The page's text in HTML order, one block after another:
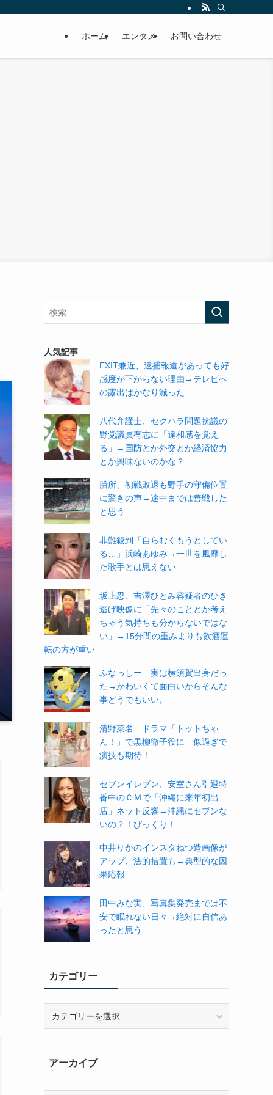
ホーム エンタメ お問い合わせ
人気記事
EXIT兼近、逮捕報道があっても好
感度が下がらない理由→テレビへ
の露出はかなり減った
八代弁護士、セクハラ問題抗議の
野党議員有志に「違和感を覚え
る」→国防とか外交とか経済協力
とか興味ないのかな？
膳所、初戦敗退も野手の守備位置
に驚きの声→途中までは善戦した
と思う
非難殺到「自らむくもうとしてい
る…」浜崎あゆみ→一世を風靡し
た歌手とは思えない
坂上忍、吉澤ひとみ容疑者のひき
逃げ映像に「先々のこととか考え
ちゃう気持ちも分からないではな
い」→15分間の重みよりも飲酒運
転の方が重い
ふなっしー 実は横須賀出身だっ
た→かわいくて面白いからそんな
事どうでもいい。
清野菜名 ドラマ「トットちゃ
ん！」で黒柳徹子役に 似過ぎで
演技も期待！
セブンイレブン、安室さん引退特
番中のＣＭで「沖縄に来年初出
店」ネット反響→沖縄にセブンな
いの？！びっくり！
中井りかのインスタねつ造画像が
アップ、法的措置も→典型的な因
果応報
田中みな実、写真集発売までは不
安で眠れない日々→絶対に自信あ
ったと思う
カテゴリー
ーアーカイブ